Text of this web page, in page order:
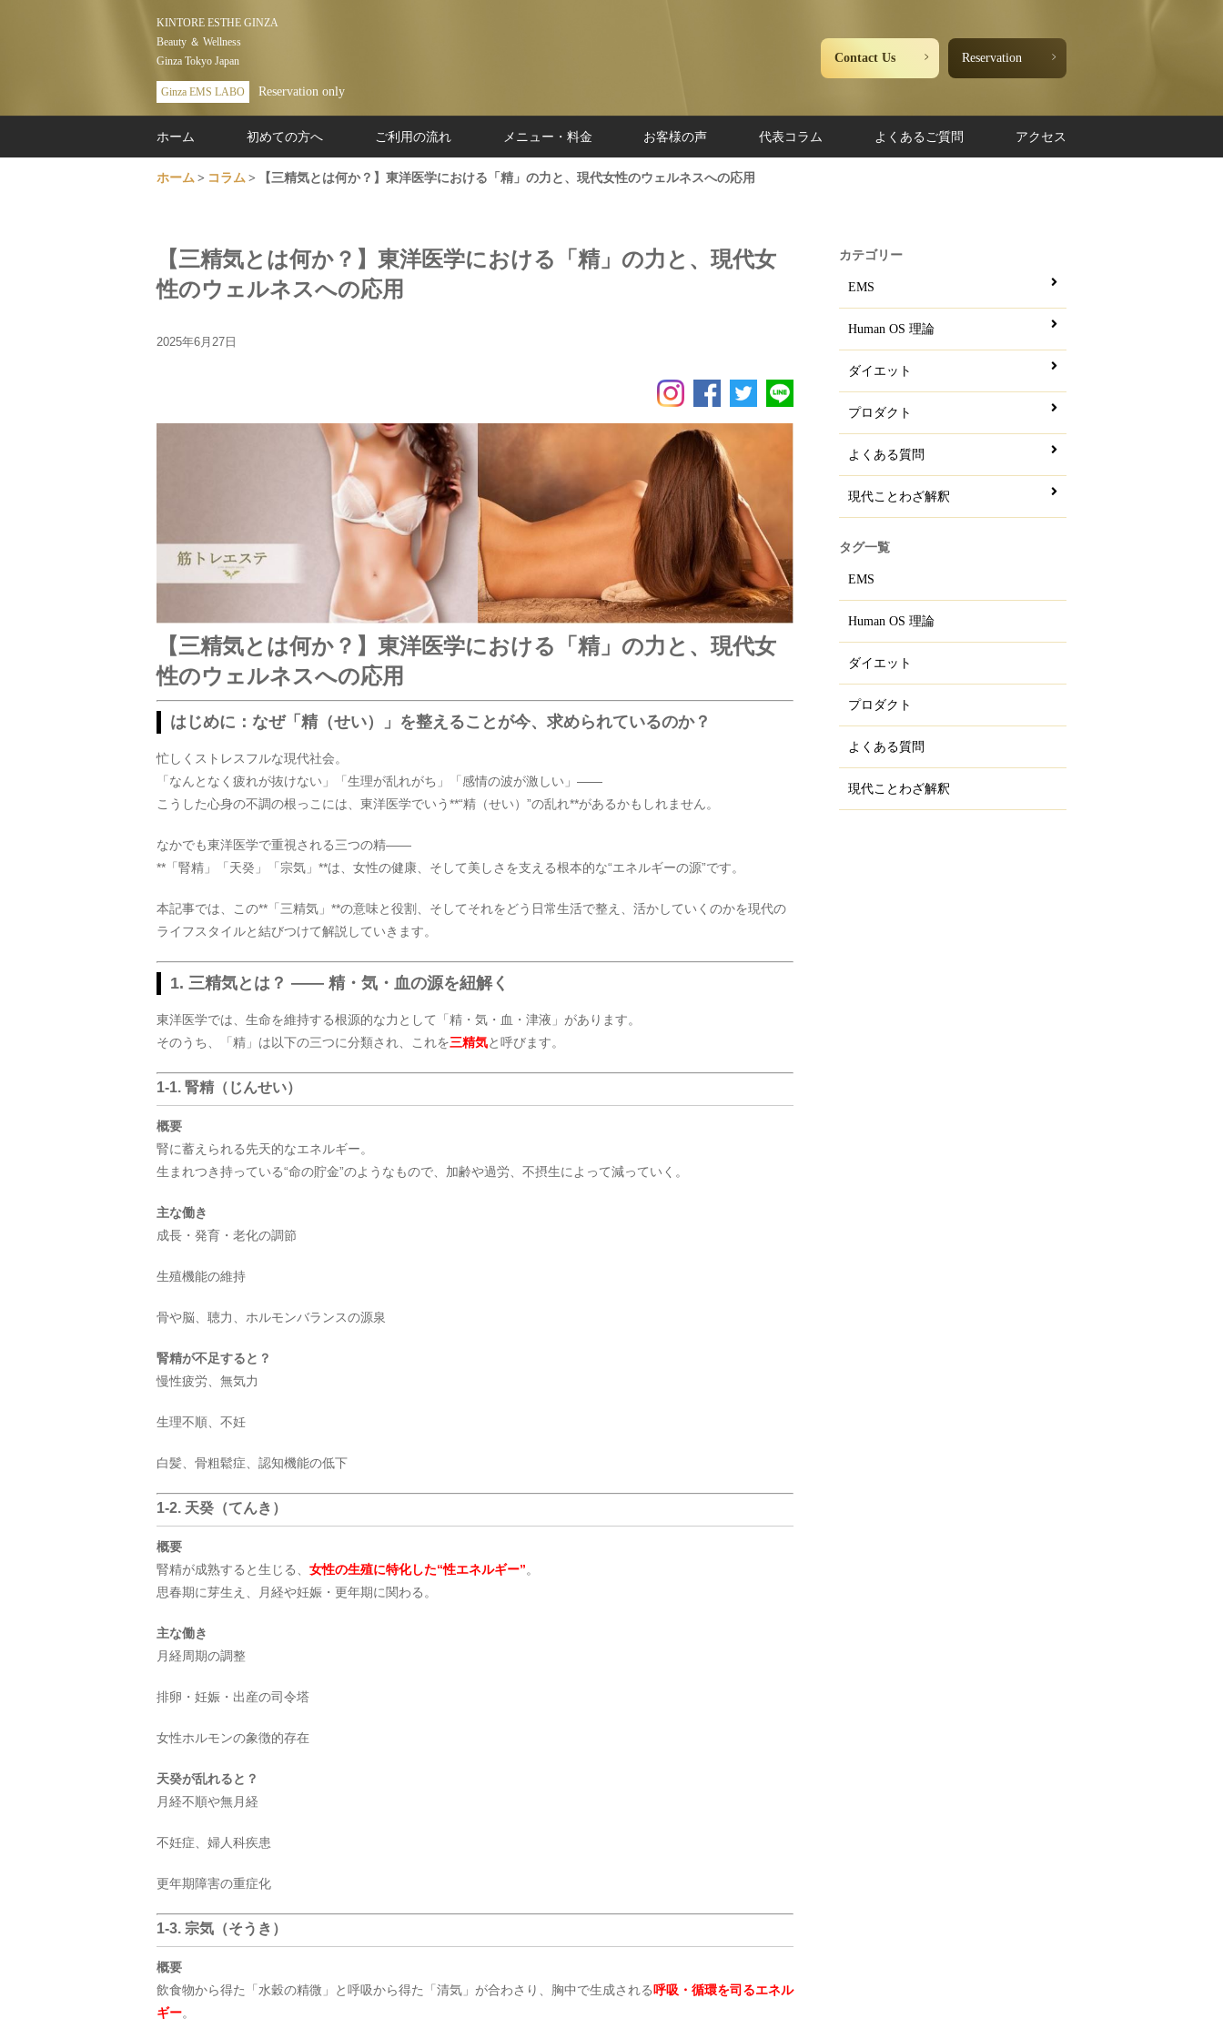
KINTORE ESTHE GINZA
Beauty ＆ Wellness
Ginza Tokyo Japan
Ginza EMS LABO Reservation only
Contact Us Reservation
ホーム 初めての方へ ご利用の流れ メニュー・料金 お客様の声 代表コラム よくあるご質問 アクセス
ホーム コラム 【三精気とは何か？】東洋医学における「精」の力と、現代女性のウェルネスへの応用
【三精気とは何か？】東洋医学における「精」の力と、現代女
性のウェルネスへの応用
2025年6月27日
【三精気とは何か？】東洋医学における「精」の力と、現代女
性のウェルネスへの応用
はじめに：なぜ「精（せい）」を整えることが今、求められているのか？
忙しくストレスフルな現代社会。
「なんとなく疲れが抜けない」「生理が乱れがち」「感情の波が激しい」――
こうした心身の不調の根っこには、東洋医学でいう**“精（せい）”の乱れ**があるかもしれません。
なかでも東洋医学で重視される三つの精――
**「腎精」「天癸」「宗気」**は、女性の健康、そして美しさを支える根本的な“エネルギーの源”です。
本記事では、この**「三精気」**の意味と役割、そしてそれをどう日常生活で整え、活かしていくのかを現代の
ライフスタイルと結びつけて解説していきます。
1. 三精気とは？ ―― 精・気・血の源を紐解く
東洋医学では、生命を維持する根源的な力として「精・気・血・津液」があります。
そのうち、「精」は以下の三つに分類され、これを三精気と呼びます。
1-1. 腎精（じんせい）
概要
腎に蓄えられる先天的なエネルギー。
生まれつき持っている“命の貯金”のようなもので、加齢や過労、不摂生によって減っていく。
主な働き
成長・発育・老化の調節
生殖機能の維持
骨や脳、聴力、ホルモンバランスの源泉
腎精が不足すると？
慢性疲労、無気力
生理不順、不妊
白髪、骨粗鬆症、認知機能の低下
1-2. 天癸（てんき）
概要
腎精が成熟すると生じる、 女性の生殖に特化した“性エネルギー”。
思春期に芽生え、月経や妊娠・更年期に関わる。
主な働き
月経周期の調整
排卵・妊娠・出産の司令塔
女性ホルモンの象徴的存在
天癸が乱れると？
月経不順や無月経
不妊症、婦人科疾患
更年期障害の重症化
1-3. 宗気（そうき）
概要
飲食物から得た「水穀の精微」と呼吸から得た「清気」が合わさり、胸中で生成される 呼吸・循環を司るエネル
ギー。
カテゴリー
EMS
Human OS 理論
ダイエット
プロダクト
よくある質問
現代ことわざ解釈
タグ一覧
EMS
Human OS 理論
ダイエット
プロダクト
よくある質問
現代ことわざ解釈